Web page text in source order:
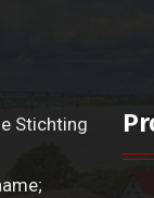
Stichting